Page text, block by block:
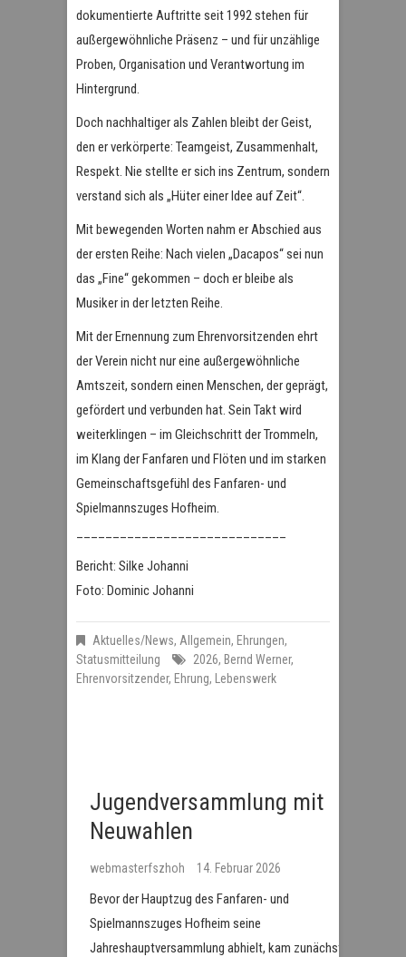
dokumentierte Auftritte seit 1992 stehen für
außergewöhnliche Präsenz – und für unzählige
Proben, Organisation und Verantwortung im
Hintergrund.
Doch nachhaltiger als Zahlen bleibt der Geist,
den er verkörperte: Teamgeist, Zusammenhalt,
Respekt. Nie stellte er sich ins Zentrum, sondern
verstand sich als „Hüter einer Idee auf Zeit“.
Mit bewegenden Worten nahm er Abschied aus
der ersten Reihe: Nach vielen „Dacapos“ sei nun
das „Fine“ gekommen – doch er bleibe als
Musiker in der letzten Reihe.
Mit der Ernennung zum Ehrenvorsitzenden ehrt
der Verein nicht nur eine außergewöhnliche
Amtszeit, sondern einen Menschen, der geprägt,
gefördert und verbunden hat. Sein Takt wird
weiterklingen – im Gleichschritt der Trommeln,
im Klang der Fanfaren und Flöten und im starken
Gemeinschaftsgefühl des Fanfaren- und
Spielmannszuges Hofheim.
Bericht: Silke Johanni
Foto: Dominic Johanni
Aktuelles/News, Allgemein, Ehrungen,
Statusmitteilung
2026, Bernd Werner,
Ehrenvorsitzender, Ehrung, Lebenswerk
Jugendversammlung mit
Neuwahlen
webmasterfszhoh 14. Februar 2026
Bevor der Hauptzug des Fanfaren- und
Spielmannszuges Hofheim seine
Jahreshauptversammlung abhielt, kam zunächst